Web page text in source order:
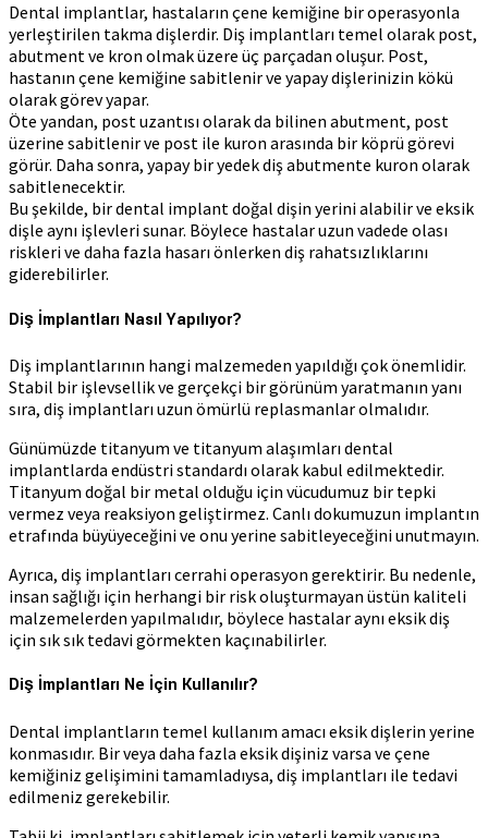
Dental implantlar, hastaların çene kemiğine bir operasyonla
yerleştirilen takma dişlerdir. Diş implantları temel olarak post,
abutment ve kron olmak üzere üç parçadan oluşur. Post,
hastanın çene kemiğine sabitlenir ve yapay dişlerinizin kökü
olarak görev yapar.
Öte yandan, post uzantısı olarak da bilinen abutment, post
üzerine sabitlenir ve post ile kuron arasında bir köprü görevi
görür. Daha sonra, yapay bir yedek diş abutmente kuron olarak
sabitlenecektir.
Bu şekilde, bir dental implant doğal dişin yerini alabilir ve eksik
dişle aynı işlevleri sunar. Böylece hastalar uzun vadede olası
riskleri ve daha fazla hasarı önlerken diş rahatsızlıklarını
giderebilirler.
Diş İmplantları Nasıl Yapılıyor?
Diş implantlarının hangi malzemeden yapıldığı çok önemlidir.
Stabil bir işlevsellik ve gerçekçi bir görünüm yaratmanın yanı
sıra, diş implantları uzun ömürlü replasmanlar olmalıdır.
Günümüzde titanyum ve titanyum alaşımları dental
implantlarda endüstri standardı olarak kabul edilmektedir.
Titanyum doğal bir metal olduğu için vücudumuz bir tepki
vermez veya reaksiyon geliştirmez. Canlı dokumuzun implantın
etrafında büyüyeceğini ve onu yerine sabitleyeceğini unutmayın.
Ayrıca, diş implantları cerrahi operasyon gerektirir. Bu nedenle,
insan sağlığı için herhangi bir risk oluşturmayan üstün kaliteli
malzemelerden yapılmalıdır, böylece hastalar aynı eksik diş
için sık sık tedavi görmekten kaçınabilirler.
Diş İmplantları Ne İçin Kullanılır?
Dental implantların temel kullanım amacı eksik dişlerin yerine
konmasıdır. Bir veya daha fazla eksik dişiniz varsa ve çene
kemiğiniz gelişimini tamamladıysa, diş implantları ile tedavi
edilmeniz gerekebilir.